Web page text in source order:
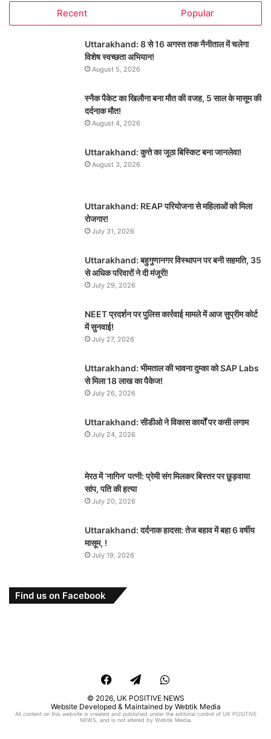
Recent Popular
Uttarakhand: 8 से 16 अगस्त तक नैनीताल में चलेगा
विशेष स्वच्छता अभियान!
August 5, 2026
स्नैक पैकेट का खिलौना बना मौत की वजह, 5 साल के मासूम की
दर्दनाक मौत!
August 4, 2026
Uttarakhand: कुत्ते का जूठा बिस्किट बना जानलेवा!
August 3, 2026
Uttarakhand: REAP परियोजना से महिलाओं को मिला
रोजगार!
July 31, 2026
Uttarakhand: बहुगुणानगर विस्थापन पर बनी सहमति, 35
से अधिक परिवारों ने दी मंजूरी!
July 29, 2026
NEET प्रदर्शन पर पुलिस कार्रवाई मामले में आज सुप्रीम कोर्ट
में सुनवाई!
July 27, 2026
Uttarakhand: भीमताल की भावना दुम्का को SAP Labs
से मिला 18 लाख का पैकेज!
July 26, 2026
Uttarakhand: सीडीओ ने विकास कार्यों पर कसी लगाम
July 24, 2026
मेरठ में ‘नागिन’ पत्नी: प्रेमी संग मिलकर बिस्तर पर छुड़वाया
सांप, पति की हत्या
July 20, 2026
Uttarakhand: दर्दनाक हादसा: तेज बहाव में बहा 6 वर्षीय
मासूम, !
July 19, 2026
Find us on Facebook
FacebookTelegramWhatsApp
© 2026, UK POSITIVE NEWS
Website Developed & Maintained by Webtik Media
All content on this website is created and published under the editorial control of UK POSITIVE
NEWS, and is not altered by Webtik Media.